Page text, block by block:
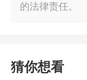
的法律责任。
猜你想看